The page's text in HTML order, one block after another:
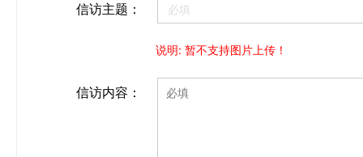
信访主题：
信访内容：
说明: 暂不支持图片上传！